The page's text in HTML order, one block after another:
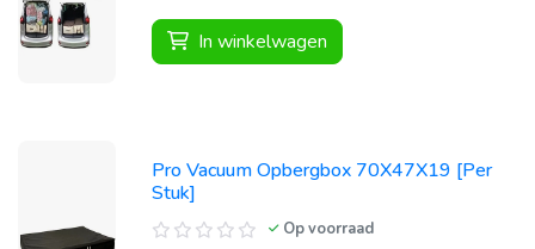
In winkelwagen
Pro Vacuum Opbergbox 70X47X19 [Per
Stuk]
Op voorraad